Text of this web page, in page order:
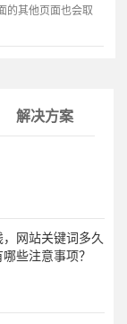
的其他页面也会取
解决方案
网站关键词多久
些注意事项？